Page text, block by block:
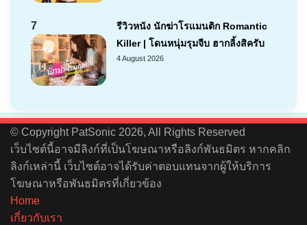
7
รีวิวหนัง นักฆ่าโรแมนติก Romantic
Killer | โดนหนุ่มรุมจีบ ฮากลิ้งสิครับ
4 August 2026
© Copyright PatSonic 2026, All Rights Reserved
เว็บไซต์นี้อาจมีลิงก์ที่เป็นโฆษณาหรือลิงก์พันธมิตร หากคลิก
ลิงก์เหล่านี้ เว็บไซต์อาจได้รับค่าตอบแทนจากผู้ให้บริการ
โฆษณาหรือพันธมิตรที่เกี่ยวข้อง
Home
เกี่ยวกับเรา